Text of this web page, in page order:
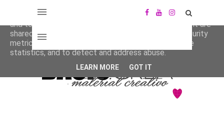
This site uses cookies from Google to deliver its services
and to analyze traffic. Your IP address and user-agent are
shared with Google along with performance and security
metrics to ensure quality of service, generate usage
statistics, and to detect and address abuse.
LEARN MORE GOT IT